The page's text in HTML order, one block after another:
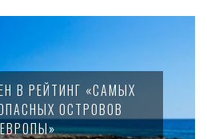
В РЕЙТИНГ «САМЫХ
ОСТРОВОВ
ЕВРОПЫ»